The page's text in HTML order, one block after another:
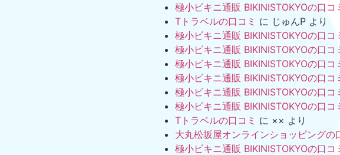
極小ビキニ通販 BIKINISTOKYOの口コ
Tトラベルの口コミ に じゅんP より
極小ビキニ通販 BIKINISTOKYOの口コ
極小ビキニ通販 BIKINISTOKYOの口コ
極小ビキニ通販 BIKINISTOKYOの口コ
極小ビキニ通販 BIKINISTOKYOの口コ
極小ビキニ通販 BIKINISTOKYOの口コ
極小ビキニ通販 BIKINISTOKYOの口コ
Tトラベルの口コミ に ×× より
大丸松坂屋オンラインショッピングの
極小ビキニ通販 BIKINISTOKYOの口コ